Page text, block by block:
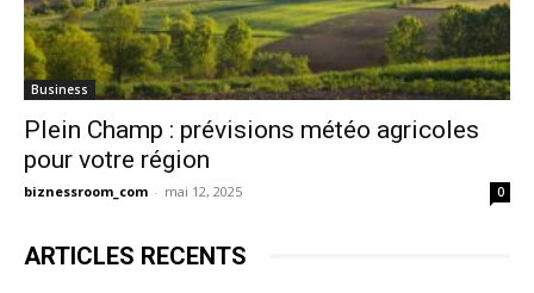
Business
Plein Champ : prévisions météo agricoles
pour votre région
biznessroom_com - mai 12, 2025 0
ARTICLES RECENTS